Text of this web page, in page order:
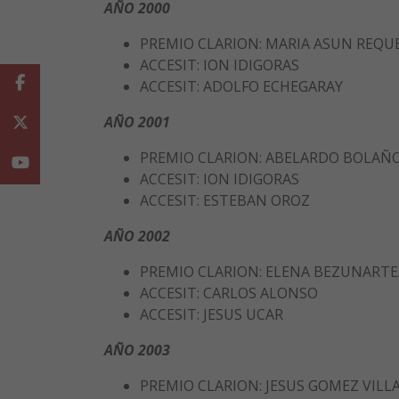
AÑO 2000
PREMIO CLARION: MARIA ASUN
ACCESIT: ION IDIGORAS
ACCESIT: ADOLFO ECHEGARAY
AÑO 2001
PREMIO CLARION: ABELARDO
ACCESIT: ION IDIGORAS
ACCESIT: ESTEBAN OROZ
AÑO 2002
PREMIO CLARION: ELENA
ACCESIT: CARLOS ALONSO
ACCESIT: JESUS UCAR
AÑO 2003
PREMIO CLARION: JESUS GOMEZ
Facebook
Youtube